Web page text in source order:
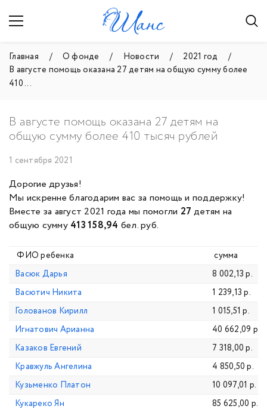
Главная О фонде Новости
2021 год
В августе помощь оказана 27 детям на общую сумму более
410 ...
В августе помощь оказана 27 детям на
общую сумму более 410 тысяч рублей
1 сентября 2021
Дорогие друзья!
Мы искренне благодарим вас за помощь и поддержку!
Вместе за август 2021 года мы помогли 27 детям на
общую сумму 413 158,94 бел. руб.
ФИО ребенка
сумма
Васюк Дарья
8 002,13 р.
Васютич Никита
1 239,13 р.
Голованов Кирилл
1 015,51 р.
Игнатович Арианна
40 662,09 р.
Казаков Евгений
7 318,00 р.
Кравжуль Ангелина
4 850,50 р.
Кузьменко Платон
10 097,01 р.
Кукареко Ян
85 625,00 р.